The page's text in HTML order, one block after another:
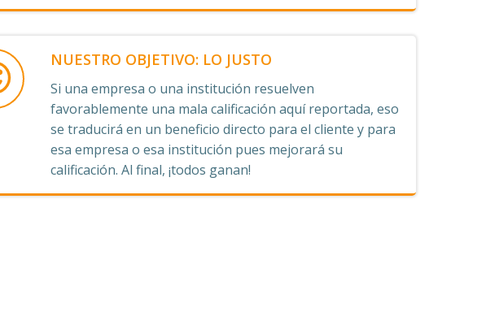
NUESTRO OBJETIVO: LO JUSTO
Si una empresa o una institución resuelven
favorablemente una mala calificación aquí reportada, eso
se traducirá en un beneficio directo para el cliente y para
esa empresa o esa institución pues mejorará su
calificación. Al final, ¡todos ganan!